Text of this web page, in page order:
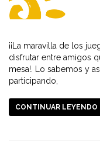
¡¡La maravilla de los
disfrutar entre amigos
mesa!. Lo sabemos y
participando,
CONTINUAR LEYENDO